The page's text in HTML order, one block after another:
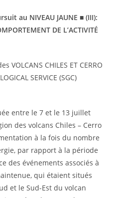
au NIVEAU JAUNE ■ (III):
DE L’ACTIVITÉ
VOLCANS CHILES ET CERRO
SERVICE (SGC)
entre le 7 et le 13 juillet
des volcans Chiles – Cerro
à la fois du nombre
par rapport à la période
des événements associés à
qui étaient situés
et le Sud-Est du volcan